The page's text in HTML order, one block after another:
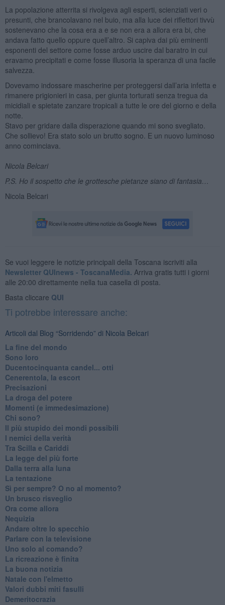
La popolazione atterrita si rivolgeva agli esperti, scienziati veri o
presunti, che brancolavano nel buio, ma alla luce dei riflettori tivvù
sostenevano che la cosa era a e se non era a allora era bi, che
andava fatto quello oppure quell’altro. Si capiva dai più eminenti
esponenti del settore come fosse arduo uscire dal baratro in cui
eravamo precipitati e come fosse illusoria la speranza di una facile
salvezza.
Dovevamo indossare mascherine per proteggersi dall’aria infetta e
rimanere prigionieri in casa, per giunta torturati senza tregua da
micidiali e spietate zanzare tropicali a tutte le ore del giorno e della
notte.
Stavo per gridare dalla disperazione quando mi sono svegliato.
Che sollievo! Era stato solo un brutto sogno. E un nuovo luminoso
anno cominciava.
Nicola Belcari
P.S. Ho il sospetto che le grottesche pietanze siano di fantasia…
Nicola Belcari
Se vuoi leggere le notizie principali della Toscana iscriviti alla
Newsletter QUInews - ToscanaMedia. Arriva gratis tutti i giorni
alle 20:00 direttamente nella tua casella di posta.
Basta cliccare QUI
Ti potrebbe interessare anche:
Articoli dal Blog “Sorridendo” di Nicola Belcari
La fine del mondo
Sono loro
Ducentocinquanta candel... otti
Cenerentola, la escort
Precisazioni
La droga del potere
Momenti (e immedesimazione)
Chi sono?
Il più stupido dei mondi possibili
I nemici della verità
Tra Scilla e Cariddi
La legge del più forte
Dalla terra alla luna
La tentazione
​Sì per sempre? O no al momento?
Un brusco risveglio
Ora come allora
Nequizia
Andare oltre lo specchio
Parlare con la televisione
Uno solo al comando?
La ricreazione è finita
La buona notizia
Natale con l'elmetto
Valori dubbi miti fasulli
Demeritocrazia